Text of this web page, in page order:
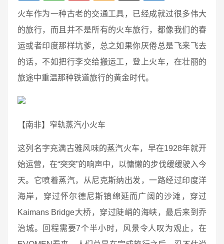
火车作为一种古老的交通工具，已经成就过很多伟大
的旅行，而且并不是所有的火车旅行，都像我们的春
运或者印度那样坑爹，总之如果你厌倦总是飞来飞去
的话，不如把行李交给搬运工，登上火车，在壮丽的
旅途中重温那种铁道旅行的黄金时代。
【南非】窄轨蒸汽小火车
这列名字充满古雅风味的蒸汽火车，早在1928年就开
始运营，在“突突”的响声中，以慵懒的步伐缓缓驶入今
天。它喷着蒸汽，从尼克斯纳出发，一路经过印度洋
海岸，穿过怀尔德尼斯镇绵延而广阔的沙滩，穿过
Kaimans Bridge大桥，穿过陡峭的海峡，最后来到乔
治城。回程需要7个半小时，风景令人叹为观止，在